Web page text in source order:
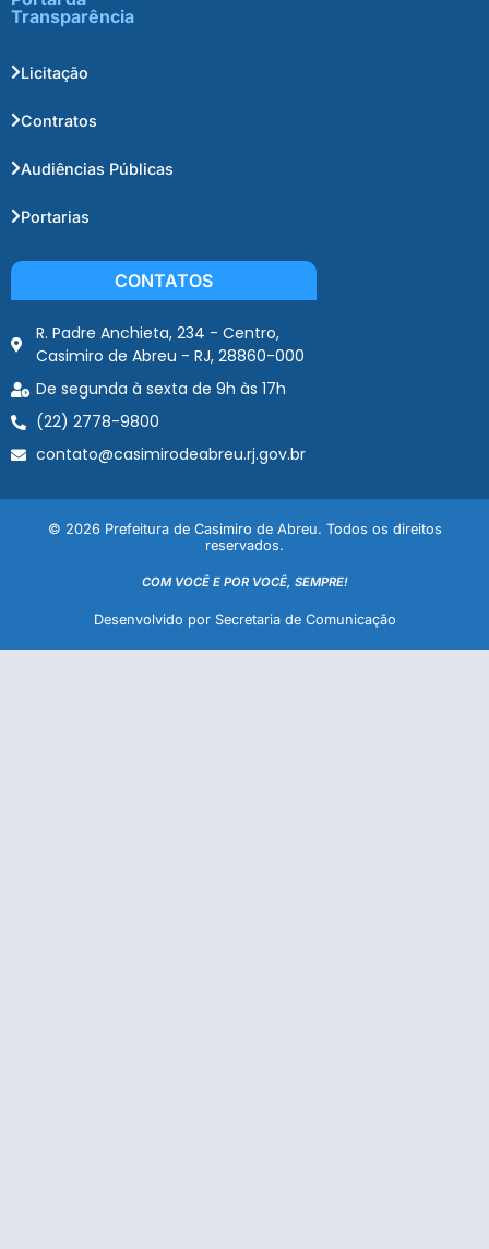
Transparência
Licitação
Contratos
Audiências Públicas
Portarias
CONTATOS
R. Padre Anchieta, 234 - Centro,
Casimiro de Abreu - RJ, 28860-000
De segunda à sexta de 9h às 17h
(22) 2778-9800
contato@casimirodeabreu.rj.gov.br
© 2026 Prefeitura de Casimiro de Abreu. Todos os direitos
reservados.
COM VOCÊ E POR VOCÊ, SEMPRE!
Desenvolvido por Secretaria de Comunicação